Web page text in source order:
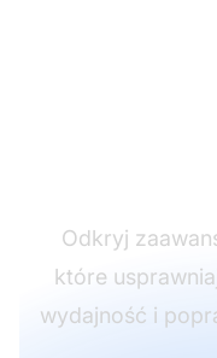
Odkryj
które
wydajność i